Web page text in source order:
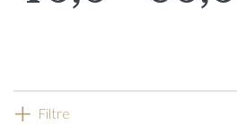
Filtre